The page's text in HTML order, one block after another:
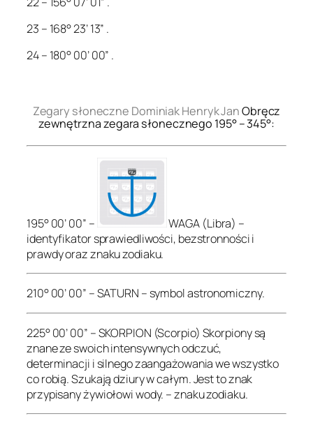
23 – 168° 23’ 13” .
24 – 180° 00’ 00” .
Zegary słoneczne Dominiak Henryk JanObręcz
zewnętrzna zegara słonecznego 195° – 345°:
195° 00’ 00” –
WAGA (Libra) –
identyfikator sprawiedliwości, bezstronności i
prawdy oraz znaku zodiaku.
210° 00’ 00” – SATURN – symbol astronomiczny.
225° 00’ 00” – SKORPION (Scorpio) Skorpiony są
znane ze swoich intensywnych odczuć,
determinacji i silnego zaangażowania we wszystko
co robią. Szukają dziury w całym. Jest to znak
przypisany żywiołowi wody. – znaku zodiaku.